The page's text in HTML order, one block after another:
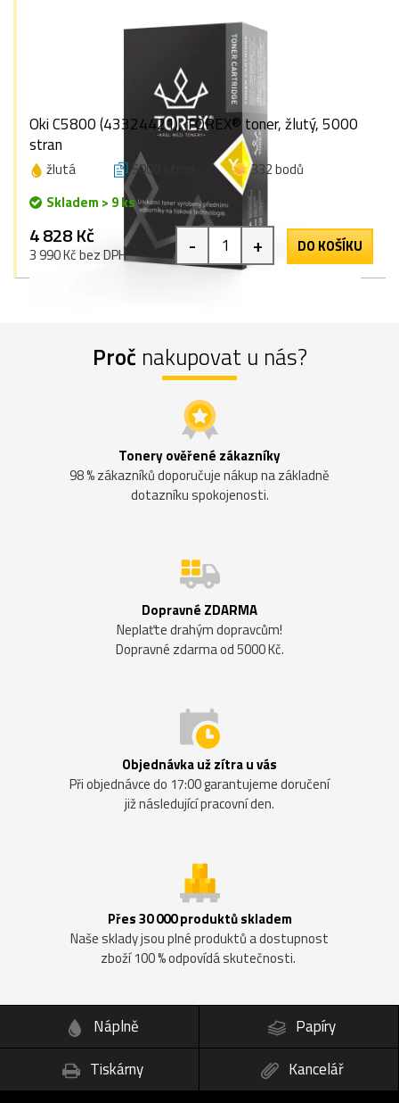
Oki C5800 (43324421), TOREX® toner, žlutý, 5000
stran
žlutá 5000 stran
332 bodů
Skladem > 9 ks
4 828 Kč
3 990 Kč bez DPH - + DO KOŠÍKU
Proč nakupovat u nás?
Tonery ověřené zákazníky
98 % zákazníků doporučuje nákup na základně
dotazníku spokojenosti.
Dopravné ZDARMA
Neplaťte drahým dopravcům!
Dopravné zdarma od 5000 Kč.
Objednávka už zítra u vás
Při objednávce do 17:00 garantujeme doručení
již následující pracovní den.
Přes 30 000 produktů skladem
Naše sklady jsou plné produktů a dostupnost
zboží 100 % odpovídá skutečnosti.
Náplně
Papíry
Tiskárny
Kancelář